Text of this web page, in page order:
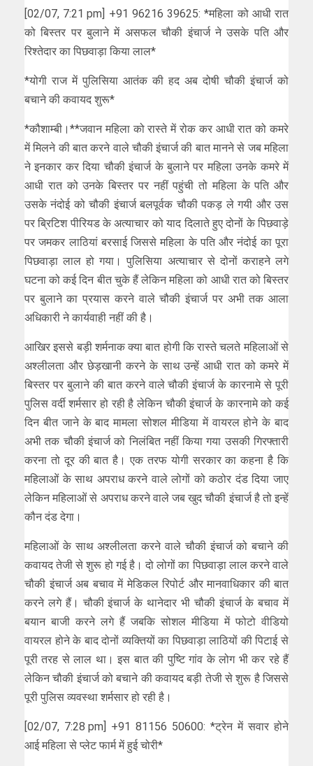
[02/07, 7:21 pm] +91 96216 39625: *महिला को आधी रात
को बिस्तर पर बुलाने में असफल चौकी इंचार्ज ने उसके पति और
रिश्तेदार का पिछवाड़ा किया लाल*
*योगी राज में पुलिसिया आतंक की हद अब दोषी चौकी इंचार्ज को
बचाने की कवायद शुरू*
*कौशाम्बी।**जवान महिला को रास्ते में रोक कर आधी रात को कमरे
में मिलने की बात करने वाले चौकी इंचार्ज की बात मानने से जब महिला
ने इनकार कर दिया चौकी इंचार्ज के बुलाने पर महिला उनके कमरे में
आधी रात को उनके बिस्तर पर नहीं पहुंची तो महिला के पति और
उसके नंदोई को चौकी इंचार्ज बलपूर्वक चौकी पकड़ ले गयी और उस
पर ब्रिटिश पीरियड के अत्याचार को याद दिलाते हुए दोनों के पिछवाड़े
पर जमकर लाठियां बरसाई जिससे महिला के पति और नंदोई का पूरा
पिछवाड़ा लाल हो गया। पुलिसिया अत्याचार से दोनों कराहने लगे
घटना को कई दिन बीत चुके हैं लेकिन महिला को आधी रात को बिस्तर
पर बुलाने का प्रयास करने वाले चौकी इंचार्ज पर अभी तक आला
अधिकारी ने कार्यवाही नहीं की है।
आखिर इससे बड़ी शर्मनाक क्या बात होगी कि रास्ते चलते महिलाओं से
अश्लीलता और छेड़खानी करने के साथ उन्हें आधी रात को कमरे में
बिस्तर पर बुलाने की बात करने वाले चौकी इंचार्ज के कारनामे से पूरी
पुलिस वर्दी शर्मसार हो रही है लेकिन चौकी इंचार्ज के कारनामे को कई
दिन बीत जाने के बाद मामला सोशल मीडिया में वायरल होने के बाद
अभी तक चौकी इंचार्ज को निलंबित नहीं किया गया उसकी गिरफ्तारी
करना तो दूर की बात है। एक तरफ योगी सरकार का कहना है कि
महिलाओं के साथ अपराध करने वाले लोगों को कठोर दंड दिया जाए
लेकिन महिलाओं से अपराध करने वाले जब खुद चौकी इंचार्ज है तो इन्हें
कौन दंड देगा।
महिलाओं के साथ अश्लीलता करने वाले चौकी इंचार्ज को बचाने की
कवायद तेजी से शुरू हो गई है। दो लोगों का पिछवाड़ा लाल करने वाले
चौकी इंचार्ज अब बचाव में मेडिकल रिपोर्ट और मानवाधिकार की बात
करने लगे हैं। चौकी इंचार्ज के थानेदार भी चौकी इंचार्ज के बचाव में
बयान बाजी करने लगे हैं जबकि सोशल मीडिया में फोटो वीडियो
वायरल होने के बाद दोनों व्यक्तियों का पिछवाड़ा लाठियों की पिटाई से
पूरी तरह से लाल था। इस बात की पुष्टि गांव के लोग भी कर रहे हैं
लेकिन चौकी इंचार्ज को बचाने की कवायद बड़ी तेजी से शुरू है जिससे
पूरी पुलिस व्यवस्था शर्मसार हो रही है।
[02/07, 7:28 pm] +91 81156 50600: *ट्रेन में सवार होने
आई महिला से प्लेट फार्म में हुई चोरी*